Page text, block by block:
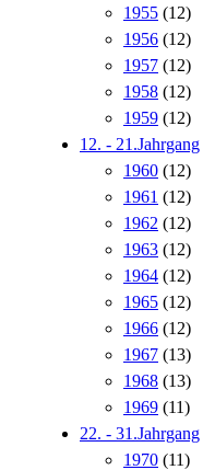
1955 (12)
1956 (12)
1957 (12)
1958 (12)
1959 (12)
12. - 21.Jahrgang
1960 (12)
1961 (12)
1962 (12)
1963 (12)
1964 (12)
1965 (12)
1966 (12)
1967 (13)
1968 (13)
1969 (11)
22. - 31.Jahrgang
1970 (11)